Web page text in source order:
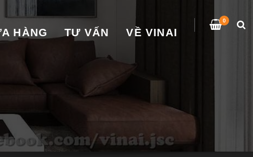
HÀNG TƯ VẤN VỀ VINAI
0